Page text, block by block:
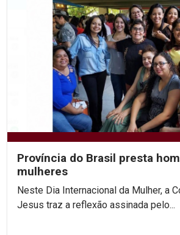
Província do Brasil presta
mulheres
Neste Dia Internacional da Mulher, a
Jesus traz a reflexão assinada pelo...